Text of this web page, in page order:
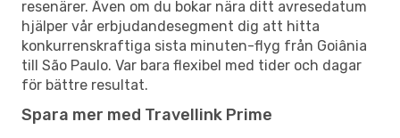
resenärer. Även om du bokar nära ditt avresedatum
hjälper vår erbjudandesegment dig att hitta
konkurrenskraftiga sista minuten-flyg från Goiânia
till São Paulo. Var bara flexibel med tider och dagar
för bättre resultat.
Spara mer med Travellink Prime